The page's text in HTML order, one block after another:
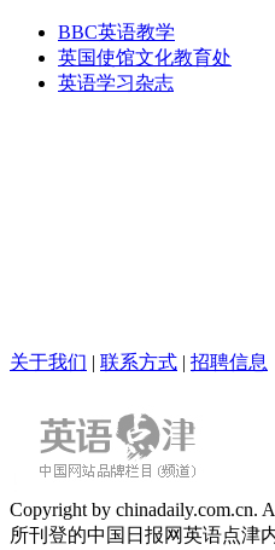
BBC英语教学
英国使馆文化教育处
英语学习杂志
关于我们 | 联系方式 | 招聘信息
Copyright by chinadaily.com.cn.
所刊登的中国日报网英语点津